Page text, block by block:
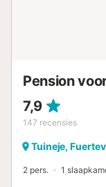
Pension
7,9
147 recensies
Tuineje,
2 pers. 1